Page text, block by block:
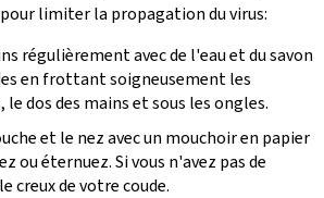
limiter la propagation du virus:
régulièrement avec de l'eau et du savon
en frottant soigneusement les
le dos des mains et sous les ongles.
et le nez avec un mouchoir en papier
ou éternuez. Si vous n'avez pas de
creux de votre coude.